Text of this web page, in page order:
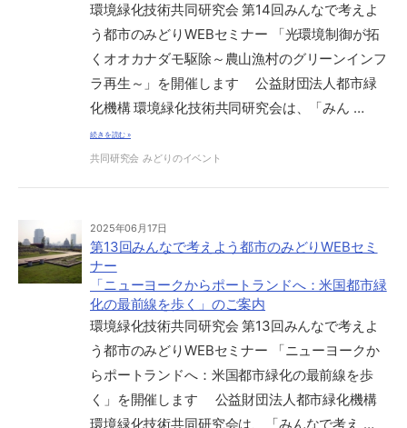
環境緑化技術共同研究会 第14回みんなで考えよ
う都市のみどりWEBセミナー 「光環境制御が拓
くオオカナダモ駆除～農山漁村のグリーンインフ
ラ再生～」を開催します 公益財団法人都市緑
化機構 環境緑化技術共同研究会は、「みん …
続きを読む »
共同研究会 みどりのイベント
2025年06月17日
第13回みんなで考えよう都市のみどりWEBセミ
ナー
「ニューヨークからポートランドへ：米国都市緑
化の最前線を歩く」のご案内
環境緑化技術共同研究会 第13回みんなで考えよ
う都市のみどりWEBセミナー 「ニューヨークか
らポートランドへ：米国都市緑化の最前線を歩
く」を開催します 公益財団法人都市緑化機構
環境緑化技術共同研究会は、「みんなで考え …